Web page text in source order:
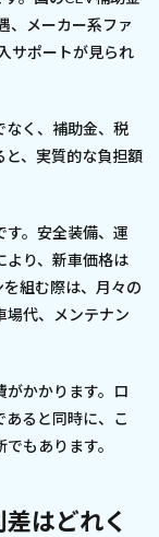
、メーカー系ファ
サポートが見られ
なく、補助金、税
と、実質的な負担額
す。安全装備、運
より、新車価格は
組む際は、月々の
場代、メンテナン
がかかります。ロ
ると同時に、こ
もあります。
はどれく